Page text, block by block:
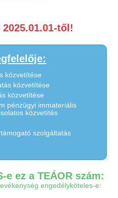
2025.01.01-től!
közvetítése
közvetítése
közvetítése
pénzügyi immateriális
közvetítés
szolgáltatás
e ez a TEÁOR szám:
engedélyköteles-e: